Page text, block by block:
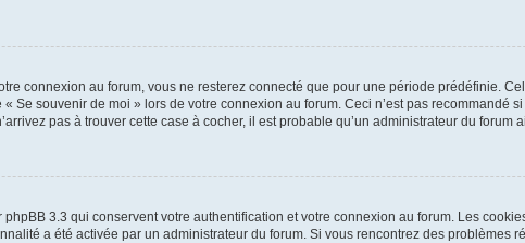
connexion au forum, vous ne resterez connecté que pour une période prédéfinie.
Se souvenir de moi » lors de votre connexion au forum. Ceci n’est pas recommandé
pas à trouver cette case à cocher, il est probable qu’un administrateur du forum
3.3 qui conservent votre authentification et votre connexion au forum. Les
a été activée par un administrateur du forum. Si vous rencontrez des problèmes